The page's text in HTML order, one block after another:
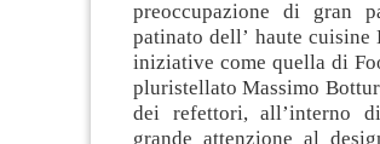
preoccupazione di gran
patinato dell’ haute
iniziative come quella di
pluristellato Massimo
dei refettori, all’interno
grande attenzione al